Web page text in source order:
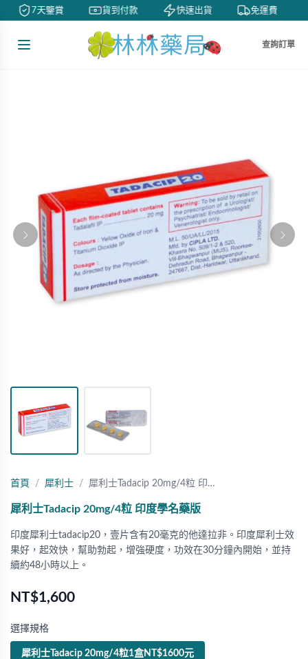
7天鑒賞 貨到付款 快速出貨 免運費
查詢訂單
首頁 犀利士 犀利士Tadacip 20mg/4粒 印…
犀利士Tadacip 20mg/4粒 印度學名藥版
印度犀利士tadacip20，壹片含有20毫克的他達拉非。印度犀利士效
果好，起效快，幫助勃起，增強硬度，功效在30分鐘內開始，並持
續約48小時以上。
NT$1,600
選擇規格
犀利士Tadacip 20mg/4粒1盒NT$1600元